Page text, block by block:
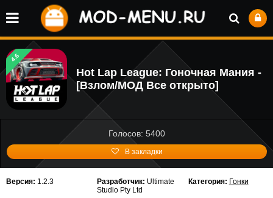
4.6
Hot Lap League: Гоночная Mания -
[Взлом/МОД Все открыто]
Голосов: 5400
В закладки
Версия: 1.2.3 Разработчик: Ultimate
Studio Pty Ltd
Категория: Гонки